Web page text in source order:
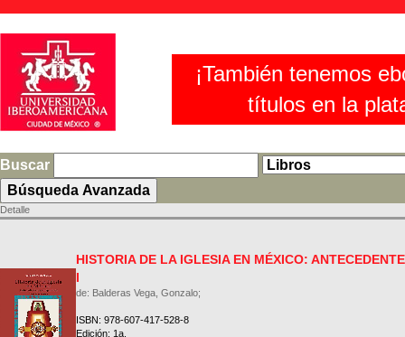
¡También tenemos
títulos en la
Buscar
Detalle
HISTORIA DE LA IGLESIA EN MÉXICO:
I
de: Balderas Vega, Gonzalo;
ISBN: 978-607-417-528-8
Edición: 1a.